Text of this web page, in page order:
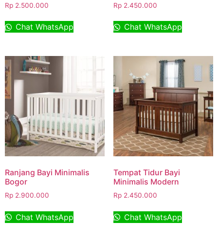
Rp 2.500.000
Chat WhatsApp
Rp2.450.000
Chat WhatsApp
Ranjang Bayi Minimalis
Bogor
Rp 2.900.000
Chat WhatsApp
Tempat Tidur Bayi
Minimalis Modern
Rp2.450.000
Chat WhatsApp